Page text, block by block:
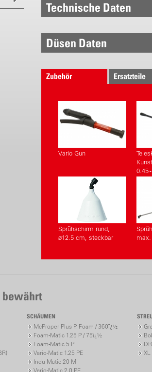
Technische Daten
Düsen Daten
Zubehör Ersatzteile
Vario Gun
0.45
Sprühschirm rund,
ø12.5 cm, steckbar
bewährt
SCHÄUMEN
McProper Plus P, Foam / 360ï¿½
Foam-Matic 1.25 P / 75ï¿½
Foam-Matic 5 P
Vario-Matic 1.25 PE
Indu-Matic 20 M
Vario-Matic 2.0 PE
XL